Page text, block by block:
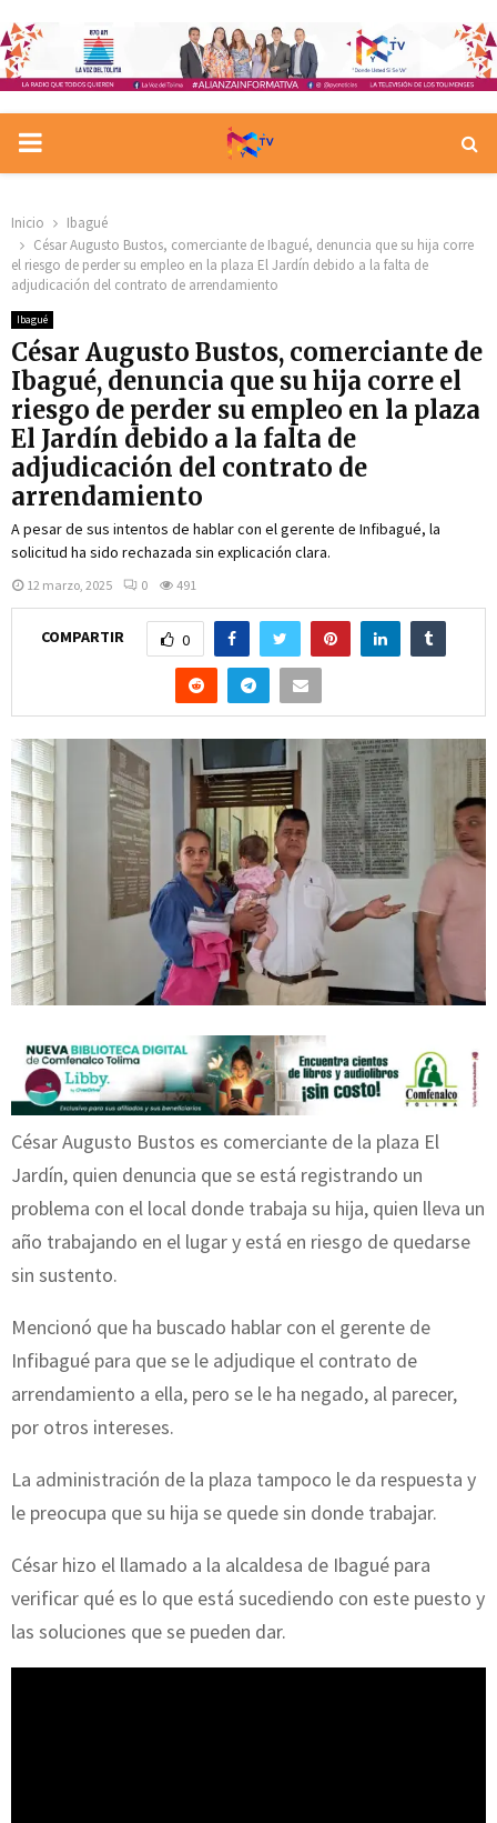
PRIMARY
Inicio
Ibagué
César Augusto Bustos, comerciante de Ibagué, denuncia que su hija corre
el riesgo de perder su empleo en la plaza El Jardín debido a la falta de
adjudicación del contrato de arrendamiento
Ibagué
César Augusto Bustos, comerciante de
Ibagué, denuncia que su hija corre el
riesgo de perder su empleo en la plaza
El Jardín debido a la falta de
adjudicación del contrato de
arrendamiento
A pesar de sus intentos de hablar con el gerente de Infibagué, la
solicitud ha sido rechazada sin explicación clara.
12 marzo, 2025 0 491
COMPARTIR 0
César Augusto Bustos es comerciante de la plaza El
Jardín, quien denuncia que se está registrando un
problema con el local donde trabaja su hija, quien lleva un
año trabajando en el lugar y está en riesgo de quedarse
sin sustento.
Mencionó que ha buscado hablar con el gerente de
Infibagué para que se le adjudique el contrato de
arrendamiento a ella, pero se le ha negado, al parecer,
por otros intereses.
La administración de la plaza tampoco le da respuesta y
le preocupa que su hija se quede sin donde trabajar.
César hizo el llamado a la alcaldesa de Ibagué para
verificar qué es lo que está sucediendo con este puesto y
las soluciones que se pueden dar.